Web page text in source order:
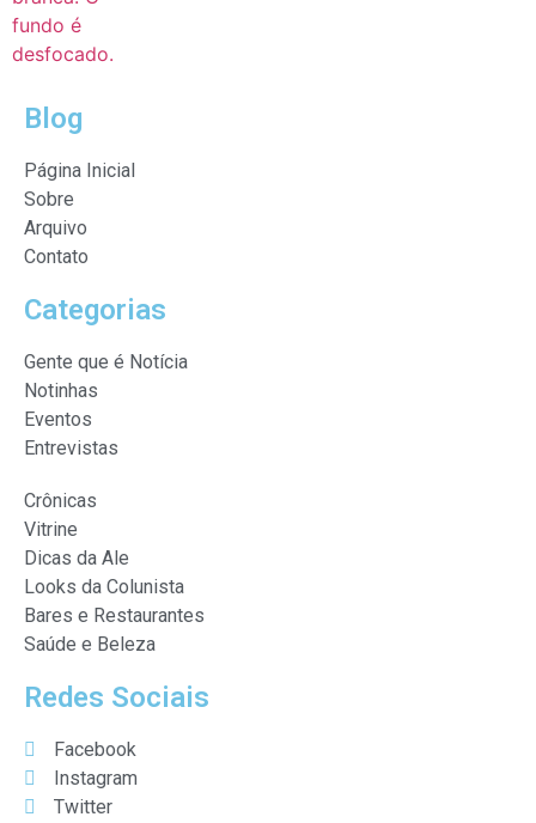
Blog
Página Inicial
Sobre
Arquivo
Contato
Categorias
Gente que é Notícia
Notinhas
Eventos
Entrevistas
Crônicas
Vitrine
Dicas da Ale
Looks da Colunista
Bares e Restaurantes
Saúde e Beleza
Redes Sociais
Facebook
Instagram
Twitter